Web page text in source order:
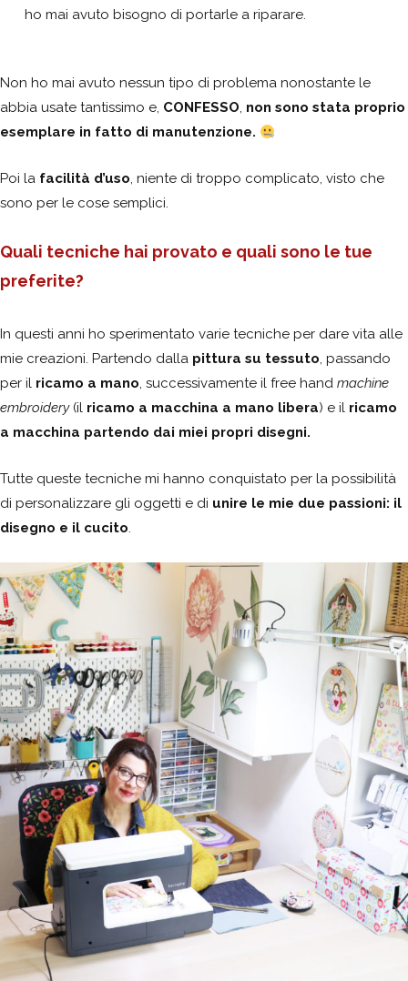
ho mai avuto bisogno di portarle a riparare.
Non ho mai avuto nessun tipo di problema nonostante le
abbia usate tantissimo e, CONFESSO, non sono stata proprio
esemplare in fatto di manutenzione.
Poi la facilità d’uso, niente di troppo complicato, visto che
sono per le cose semplici.
Quali tecniche hai provato e quali sono le tue
preferite?
In questi anni ho sperimentato varie tecniche per dare vita alle
mie creazioni. Partendo dalla pittura su tessuto, passando
per il ricamo a mano, successivamente il free hand machine
embroidery (il ricamo a macchina a mano libera) e il ricamo
a macchina partendo dai miei propri disegni.
Tutte queste tecniche mi hanno conquistato per la possibilità
di personalizzare gli oggetti e di unire le mie due passioni: il
disegno e il cucito.